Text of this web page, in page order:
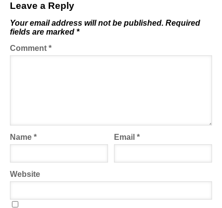
Leave a Reply
Your email address will not be published. Required
fields are marked *
Comment *
Name * Email*
Website